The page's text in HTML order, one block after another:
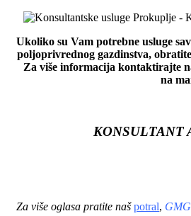
Ukoliko su Vam potrebne usluge
poljoprivrednog gazdinstva,
Za više informacija kontaktirajte
na
KONSULTANT
Za više oglasa pratite naš potral,